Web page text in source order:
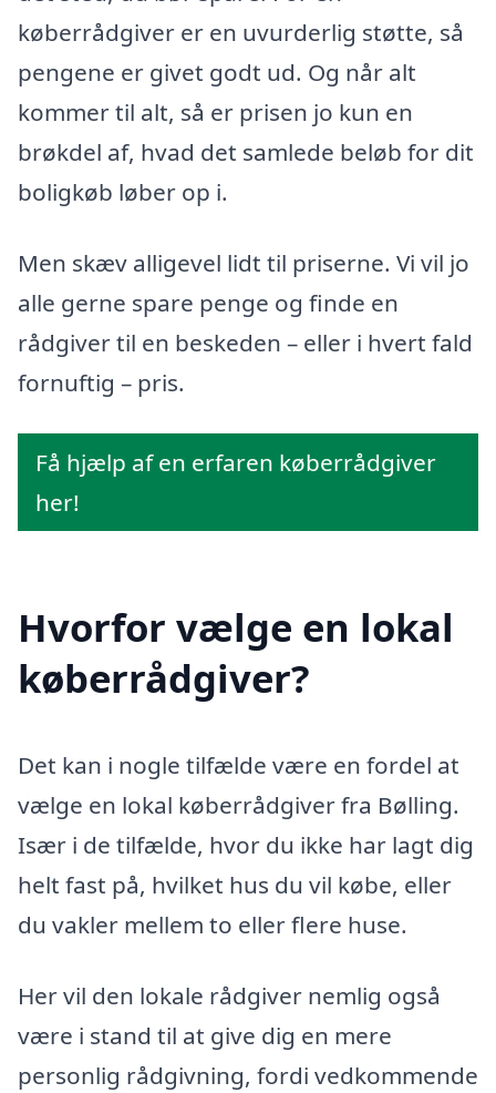
køberrådgiver er en uvurderlig støtte, så
pengene er givet godt ud. Og når alt
kommer til alt, så er prisen jo kun en
brøkdel af, hvad det samlede beløb for dit
boligkøb løber op i.
Men skæv alligevel lidt til priserne. Vi vil jo
alle gerne spare penge og finde en
rådgiver til en beskeden – eller i hvert fald
fornuftig – pris.
Få hjælp af en erfaren køberrådgiver
her!
Hvorfor vælge en lokal
køberrådgiver?
Det kan i nogle tilfælde være en fordel at
vælge en lokal køberrådgiver fra Bølling.
Især i de tilfælde, hvor du ikke har lagt dig
helt fast på, hvilket hus du vil købe, eller
du vakler mellem to eller flere huse.
Her vil den lokale rådgiver nemlig også
være i stand til at give dig en mere
personlig rådgivning, fordi vedkommende